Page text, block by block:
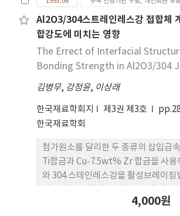
Al2O3/304스트레인레스강 접합체
합강도에 미치는 영향
The Errect of Interfacial
Bonding Strength in Al2O3/304
김병무, 강정윤, 이상래
한국재료학회지 제3권 제3호
한국재료학회
첨가원소를 달리한 두 종류의 삽입금
Ti합금과 Cu-7.5wt% Zr 합금을 사용
와 304 스테인레스강을 활성브레이징
사하여 다으모가 같은 결과를 얻었다.
4,000원